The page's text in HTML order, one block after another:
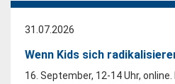
31.07.2026
Wenn Kids sich
16. September, 12-14 Uhr,